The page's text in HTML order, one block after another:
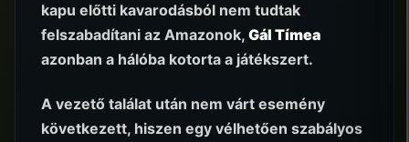
kapu előtti kavarodásból nem tudtak
felszabadítani az Amazonok, Gál Tímea
azonban a hálóba kotorta a játékszert.
A vezető találat után nem várt esemény
következett, hiszen egy vélhetően szabályos